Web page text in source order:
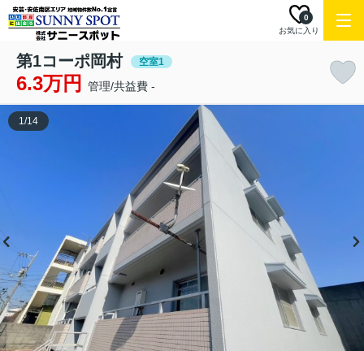
お気に入り
0
第1コーポ岡村 空室1
6.3万円 管理/共益費 -
1/14